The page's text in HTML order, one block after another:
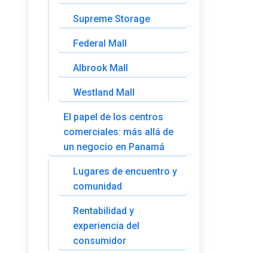
Supreme Storage
Federal Mall
Albrook Mall
Westland Mall
El papel de los centros
comerciales: más allá de
un negocio en Panamá
Lugares de encuentro y
comunidad
Rentabilidad y
experiencia del
consumidor